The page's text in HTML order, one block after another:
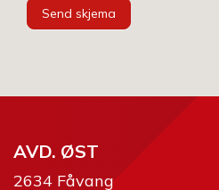
Send skjema
AVD. ØST
2634 Fåvang